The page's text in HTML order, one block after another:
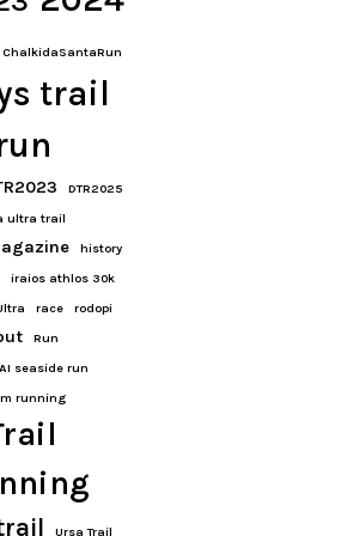
ChalkidaSantaRun
trail
DTR2025
ultra trail
history
iraios athlos 30k
race rodopi
Run
seaside run
running
Ursa Trail